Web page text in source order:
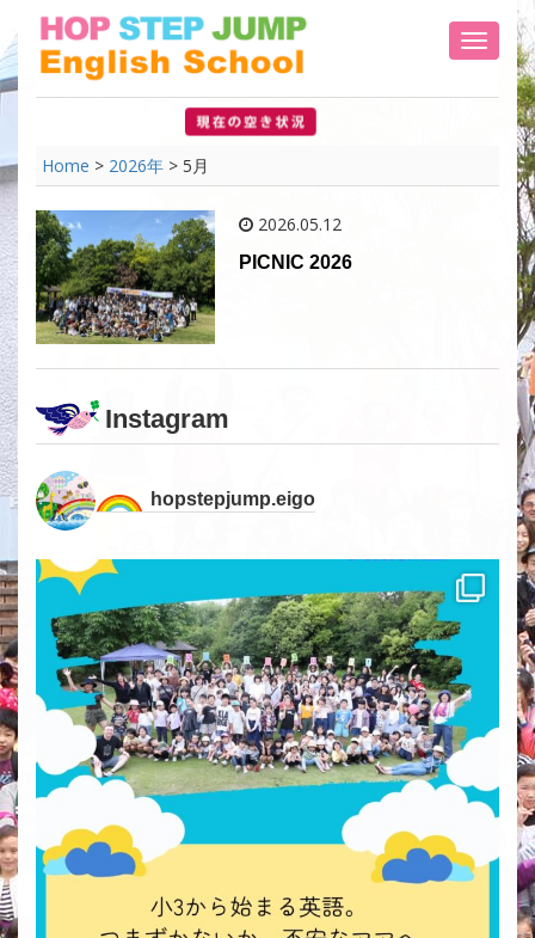
Toggle
Home > 2026年 > 5月
2026.05.12
PICNIC 2026
Instagram
hopstepjump.eigo